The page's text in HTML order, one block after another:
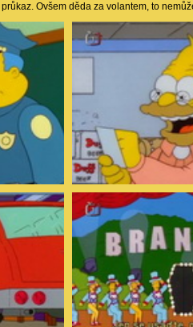
Ovšem děda za volantem, to